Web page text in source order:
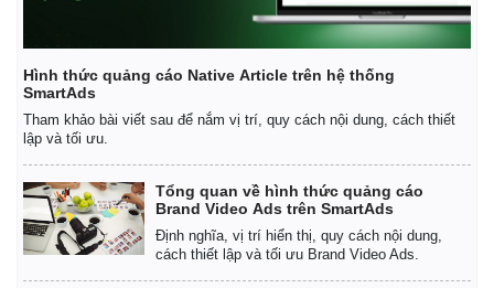
Hình thức quảng cáo Native Article trên hệ thống
SmartAds
Tham khảo bài viết sau để nắm vị trí, quy cách nội dung, cách thiết
lập và tối ưu.
Tổng quan về hình thức quảng cáo
Brand Video Ads trên SmartAds
Định nghĩa, vị trí hiển thị, quy cách nội dung,
cách thiết lập và tối ưu Brand Video Ads.